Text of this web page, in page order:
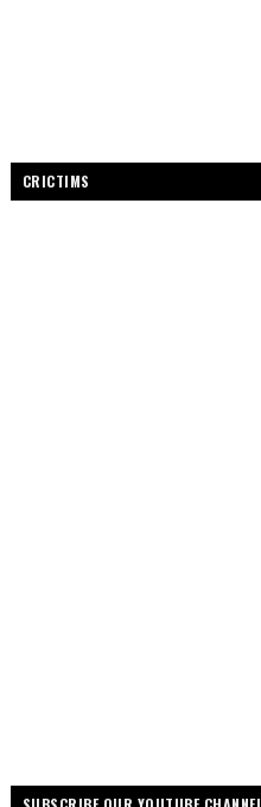
CRICTIMS